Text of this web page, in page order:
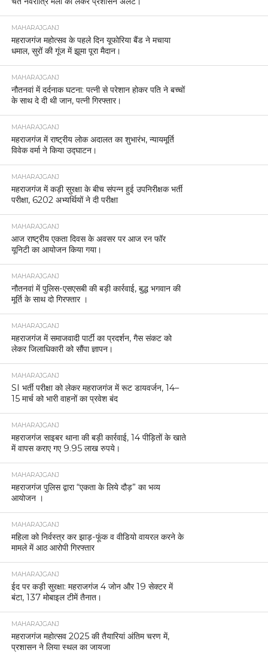
MAHARAJGANJ
महराजगंज महोत्सव के पहले दिन यूफोरिया बैंड ने मचाया
धमाल, सुरों की गूंज में झूमा पूरा मैदान।
MAHARAJGANJ
नौतनवां में दर्दनाक घटना: पत्नी से परेशान होकर पति ने बच्चों
के साथ दे दी थी जान, पत्नी गिरफ्तार।
MAHARAJGANJ
महराजगंज में राष्ट्रीय लोक अदालत का शुभारंभ, न्यायमूर्ति
विवेक वर्मा ने किया उद्घाटन।
MAHARAJGANJ
महराजगंज में कड़ी सुरक्षा के बीच संपन्न हुई उपनिरीक्षक भर्ती
परीक्षा, 6202 अभ्यर्थियों ने दी परीक्षा
MAHARAJGANJ
आज राष्ट्रीय एकता दिवस के अवसर पर आज रन फॉर
यूनिटी का आयोजन किया गया।
MAHARAJGANJ
नौतनवां में पुलिस-एसएसबी की बड़ी कार्रवाई, बुद्ध भगवान की
मूर्ति के साथ दो गिरफ्तार ।
MAHARAJGANJ
महराजगंज में समाजवादी पार्टी का प्रदर्शन, गैस संकट को
लेकर जिलाधिकारी को सौंपा ज्ञापन।
MAHARAJGANJ
SI भर्ती परीक्षा को लेकर महराजगंज में रूट डायवर्जन, 14–
15 मार्च को भारी वाहनों का प्रवेश बंद
MAHARAJGANJ
महराजगंज साइबर थाना की बड़ी कार्रवाई, 14 पीड़ितों के खाते
में वापस कराए गए 9.95 लाख रुपये।
MAHARAJGANJ
महराजगंज पुलिस द्वारा “एकता के लिये दौड़” का भव्य
आयोजन ।
MAHARAJGANJ
महिला को निर्वस्त्र कर झाड़-फूंक व वीडियो वायरल करने के
मामले में आठ आरोपी गिरफ्तार
MAHARAJGANJ
ईद पर कड़ी सुरक्षा: महराजगंज 4 जोन और 19 सेक्टर में
बंटा, 137 मोबाइल टीमें तैनात।
MAHARAJGANJ
महराजगंज महोत्सव 2025 की तैयारियां अंतिम चरण में,
प्रशासन ने लिया स्थल का जायजा